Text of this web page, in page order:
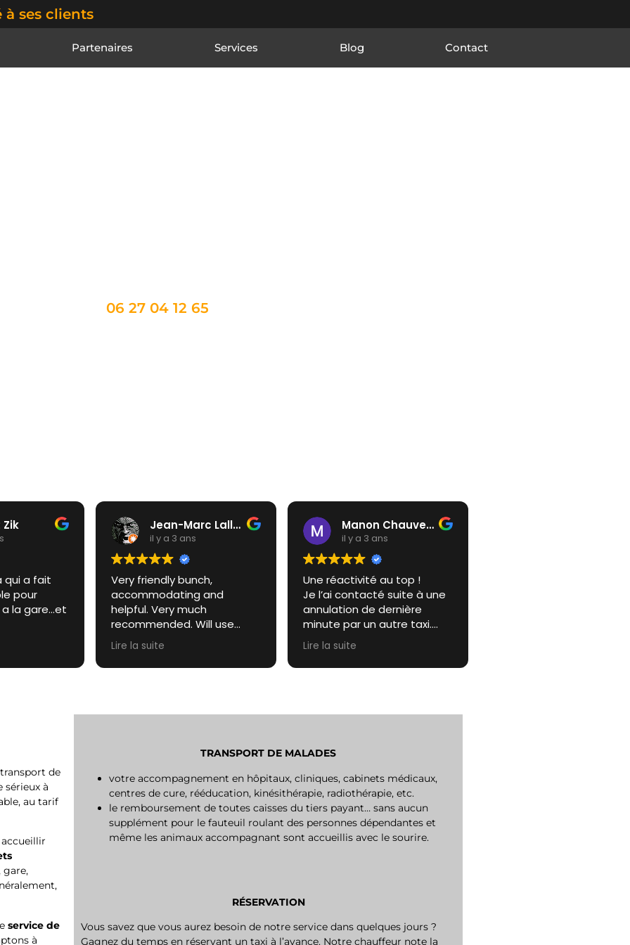
à ses clients
Partenaires Services Blog Contact
06 27 04 12 65
Zik
qui a fait
pour
la gare...et
Jean-Marc Lallemand
il y a 3 ans
Very friendly bunch,
accommodating and
helpful. Very much
recommended. Will use
again.
Lire la suite
Manon Chauveau
il y a 3 ans
Une réactivité au top !
Je l’ai contacté suite à une
annulation de dernière
minute par un autre taxi.
Vraiment extrêmement
réactif et plus que
sympathique.
appel à votre service pour la
Lire la suite
de
sérieux à
au tarif
gare,
service de
à
TRANSPORT DE MALADES
votre accompagnement en hôpitaux, cliniques, cabinets médicaux,
centres de cure, rééducation, kinésithérapie, radiothérapie, etc.
le remboursement de toutes caisses du tiers payant… sans aucun
supplément pour le fauteuil roulant des personnes dépendantes et
même les animaux accompagnant sont accueillis avec le sourire.
RÉSERVATION
Vous savez que vous aurez besoin de notre service dans quelques jours ?
Gagnez du temps en réservant un taxi à l’avance. Notre chauffeur note la